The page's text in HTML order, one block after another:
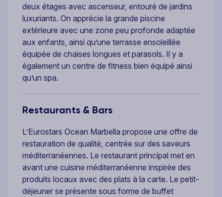
deux étages avec ascenseur, entouré de jardins
luxuriants. On apprécie la grande piscine
extérieure avec une zone peu profonde adaptée
aux enfants, ainsi qu’une terrasse ensoleillée
équipée de chaises longues et parasols. Il y a
également un centre de fitness bien équipé ainsi
qu’un spa.
Restaurants & Bars
L’Eurostars Ocean Marbella propose une offre de
restauration de qualité, centrée sur des saveurs
méditerranéennes. Le restaurant principal met en
avant une cuisine méditerranéenne inspirée des
produits locaux avec des plats à la carte. Le petit-
déjeuner se présente sous forme de buffet